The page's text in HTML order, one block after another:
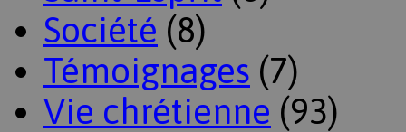
Société (8)
Témoignages (7)
Vie chrétienne (93)